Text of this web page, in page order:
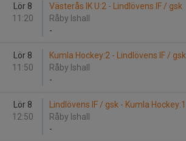
Lör 8
11:20
Västerås IK U:2 - Lindlövens IF / gsk
Råby Ishall
-
Lör 8
11:50
Kumla Hockey:2 - Lindlövens IF / gsk
Råby Ishall
-
Lör 8
12:50
Lindlövens IF / gsk - Kumla Hockey:1
Råby Ishall
-